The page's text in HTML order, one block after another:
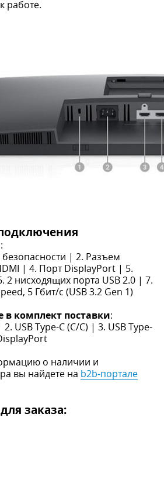
работе.
:
безопасности | 2. Разъем
| 4. Порт DisplayPort | 5.
2 нисходящих порта USB 2.0 | 7.
5 Гбит/с (USB 3.2 Gen 1)
комплект поставки:
USB Type-C (C/C) | 3. USB Type-
о наличии и
вы найдете на b2b-портале
заказа: